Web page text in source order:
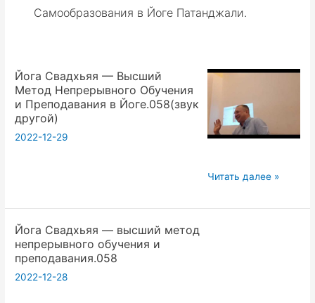
Самообразования в Йоге Патанджали.
Йога Свадхьяя — Высший
Метод Непрерывного Обучения
и Преподавания в Йоге.058(звук
другой)
2022-12-29
Йога
—
Читать далее »
Йога Свадхьяя — высший метод
непрерывного обучения и
преподавания.058
2022-12-28